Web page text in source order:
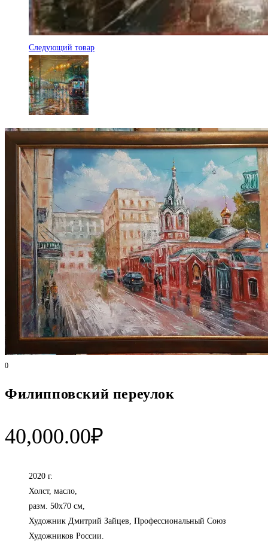
Следующий товар
0
Филипповский переулок
40,000.00₽
2020 г.
Холст, масло,
разм. 50х70 см,
Художник Дмитрий Зайцев, Профессиональный Союз
Художников России.